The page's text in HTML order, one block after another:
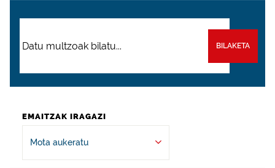
BILAKETA
EMAITZAK IRAGAZI
Mota aukeratu